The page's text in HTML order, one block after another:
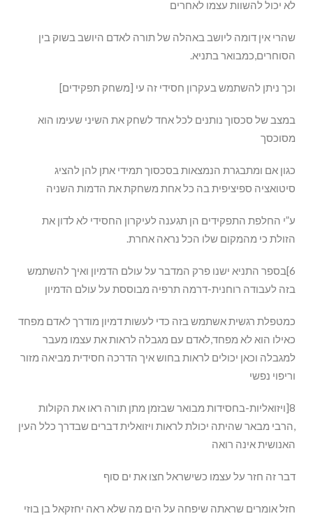
לא יכול להשוות עצמו לאחרים
שהרי אין דומה ליושב באהלה של תורה לאדם היושב בשוק בין
הסוחרים,כמבואר בתניא.
וכך ניתן להשתמש בעקרון חסידי זה עי [משחק תפקידים]
במצב של סכסוך נותנים לכל אחד לשחק את השיני שעימו הוא
מסוכסך
כגון אם ומתבגרת הנמצאות בסכסוך תמידי אתן להן להציג
סיטואציה ספיציפית בה כל אחת משחקת את הדמות השניה
ע”י החלפת התפקידים הן תגענה לעיקרון החסידי לא לדון את
הזולת כי מהמקום שלו הכל נראה אחרת.
6]בספר התניא ישנו פרק המדבר על עולם הדמיון ואיך להשתמש
בזה לעבודה רוחנית-דרמה תרפיה מבוססת על עולם הדמיון
כמטפלת רגשית אשתמש בזה כדי לעשות דמיון מודרך לאדם מפחד
כאילו הוא לא מפחד,לאדם עם מגבלה לראות את עצמו מעבר
למגבלה וכאן יכולים לראות בחוש איך הדרכה חסידית מביאה מזור
וריפוי נפשי
8[ויזואליות-בחסידות מבואר שבזמן מתן תורה ראו את הקולות
,הרבי מבאר שהיתה יכולת לראות ויזואלית דברים שבדרך כלל העין
האנושית אינה רואה
דבר זה חזר על עצמו כשישראל חצו את ים סוף
חזל אומרים שראתה שיפחה על הים מה שלא ראה יחזקאל בן בוזי